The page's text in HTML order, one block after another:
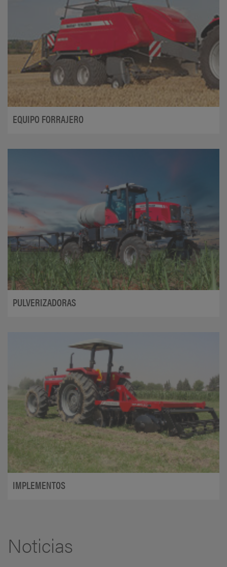
EQUIPO FORRAJERO
PULVERIZADORAS
IMPLEMENTOS
Noticias